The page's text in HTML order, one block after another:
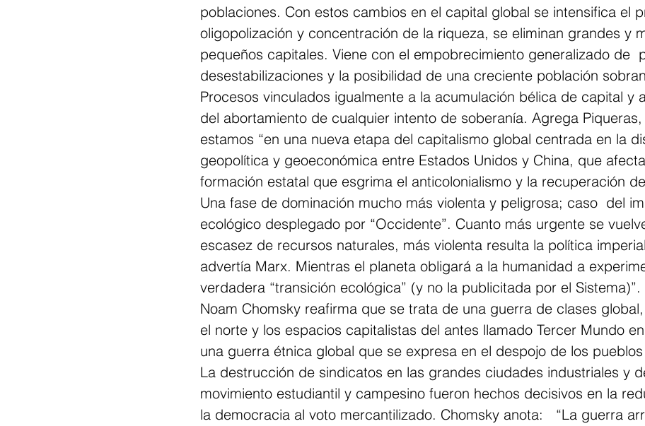
poblaciones. Con estos cambios en el capital global se intensifica el
oligopolización y concentración de la riqueza, se eliminan grandes y
pequeños capitales. Viene con el empobrecimiento generalizado de
desestabilizaciones y la posibilidad de una creciente población
Procesos vinculados igualmente a la acumulación bélica de capital y
del abortamiento de cualquier intento de soberanía. Agrega
estamos “en una nueva etapa del capitalismo global centrada en la
geopolítica y geoeconómica entre Estados Unidos y China, que
formación estatal que esgrima el anticolonialismo y la recuperación
Una fase de dominación mucho más violenta y peligrosa; caso  del
ecológico desplegado por “Occidente”. Cuanto más urgente se
escasez de recursos naturales, más violenta resulta la política
advertía Marx. Mientras el planeta obligará a la humanidad a
verdadera “transición ecológica” (y no la publicitada por el Sistema)”.
Noam Chomsky reafirma que se trata de una guerra de clases
el norte y los espacios capitalistas del antes llamado Tercer Mundo
una guerra étnica global que se expresa en el despojo de los
La destrucción de sindicatos en las grandes ciudades industriales y
movimiento estudiantil y campesino fueron hechos decisivos en la
la democracia al voto mercantilizado. Chomsky anota:   “La guerra